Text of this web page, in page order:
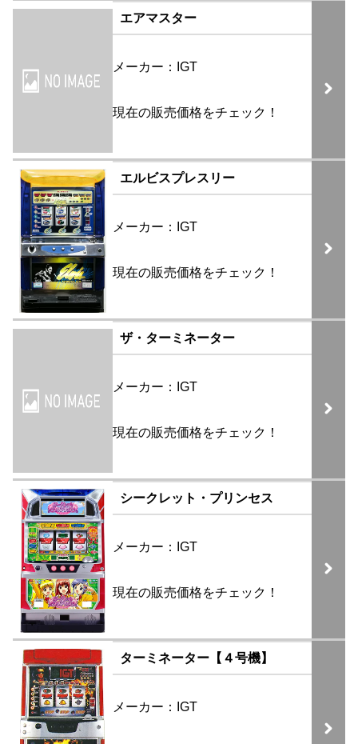
エアマスター
メーカー：IGT
現在の販売価格をチェック！
エルビスプレスリー
メーカー：IGT
現在の販売価格をチェック！
ザ・ターミネーター
メーカー：IGT
現在の販売価格をチェック！
シークレット・プリンセス
メーカー：IGT
現在の販売価格をチェック！
ターミネーター【４号機】
メーカー：IGT